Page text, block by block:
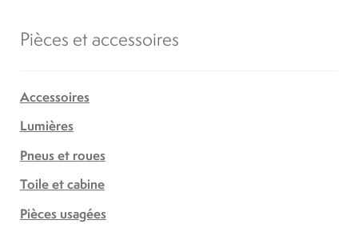
Pièces et accessoires
Accessoires
Lumières
Pneus et roues
Toile et cabine
Pièces usagées